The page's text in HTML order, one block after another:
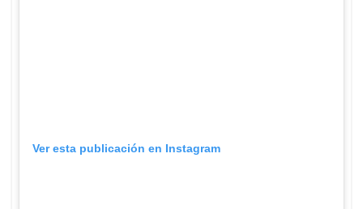
Ver esta publicación en Instagram